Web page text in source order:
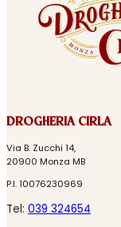
DROGHERIA CIRLA
Via B. Zucchi 14,
20900 Monza MB
P.I. 10076230969
Tel: 039 324654